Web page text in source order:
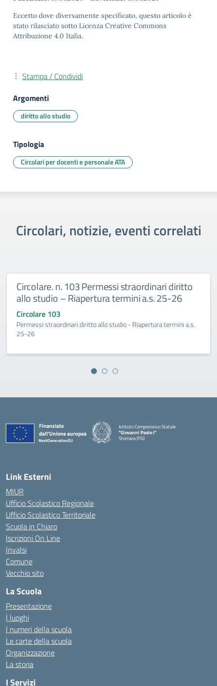
Eccetto dove diversamente specificato, questo articolo è
stato rilasciato sotto Licenza Creative Commons
Attribuzione 4.0 Italia.
Stampa / Condividi
Argomenti
diritto allo studio
Tipologia
Circolari per docenti e personale ATA
Circolari, notizie, eventi correlati
Circolare. n. 103 Permessi straordinari diritto
allo studio – Riapertura termini a.s. 25-26
Circolare 103
Permessi straordinari diritto allo studio - Riapertura termini a.s.
25-26
Istituto Comprensivo Statale
"Giovanni Paolo I"
Stornara (FG)
Link Esterni
MIUR
Ufficio Scolastico Regionale
Ufficio Scolastico Territoriale
Scuola in Chiaro
Iscrizioni On Line
Invalsi
Comune
Vecchio sito
La Scuola
Presentazione
I luoghi
I numeri della scuola
Le carte della scuola
Organizzazione
La storia
I Servizi